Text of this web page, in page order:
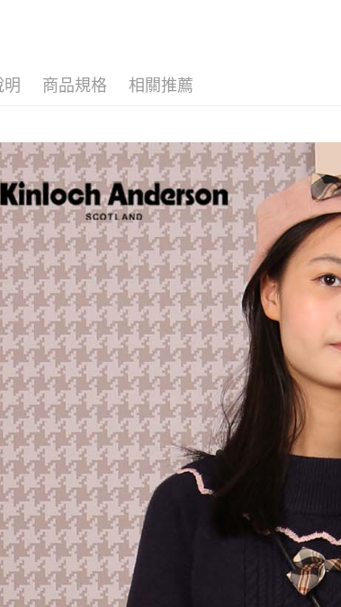
明 商品規格 相關推薦